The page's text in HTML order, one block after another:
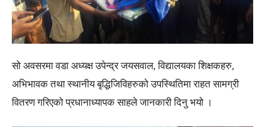
सो अवसरमा वडा अध्यक्ष उपेन्द्र जयसवाल, विद्यालयका शिक्षकहरु,
अभिभावक तथा स्थानीय बृद्धिजिविहरुको उपस्थितिमा राहत सामग्री
वितरण गरिएको प्रधानाध्यापक साहले जानकारी दिनु भयो ।